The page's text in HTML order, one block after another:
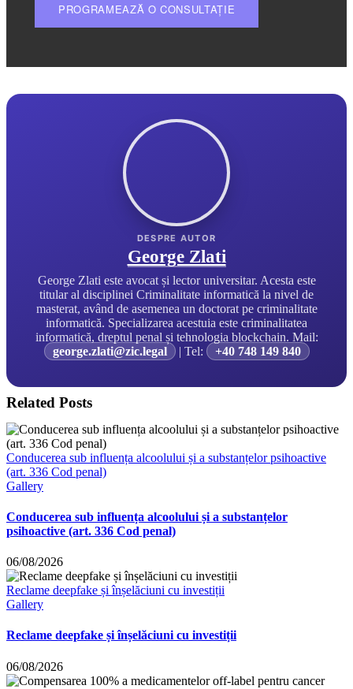
PROGRAMEAZĂ O CONSULTAȚIE
George Zlati
George Zlati este avocat și lector universitar. Acesta este
titular al disciplinei Criminalitate informatică la nivel de
masterat, având de asemenea un doctorat pe criminalitate
informatică. Specializarea acestuia este criminalitatea
informatică, dreptul penal și tehnologia blockchain. Mail:
george.zlati@zic.legal
| Tel: +40 748 149 840
Related Posts
Conducerea sub influența alcoolului și a substanțelor psihoactive
(art. 336 Cod penal)
Gallery
Conducerea sub influența alcoolului și a substanțelor
psihoactive (art. 336 Cod penal)
06/08/2026
Reclame deepfake și înșelăciuni cu investiții
Gallery
Reclame deepfake și înșelăciuni cu investiții
06/08/2026